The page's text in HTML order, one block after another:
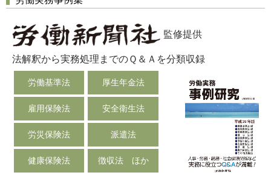
監修提供
法解釈から実務処理までのＱ＆Ａを分類収録
労働基準法 厚生年金法
雇用保険法 安全衛生法
労災保険法 派遣法
健康保険法 徴収法 ほか